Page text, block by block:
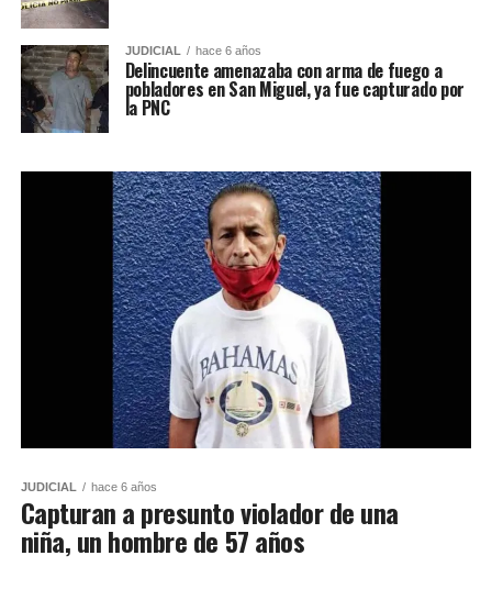
JUDICIAL hace 6 años
Delincuente amenazaba con arma de fuego a
pobladores en San Miguel, ya fue capturado por
la PNC
JUDICIAL hace 6 años
Capturan a presunto violador de una
niña, un hombre de 57 años